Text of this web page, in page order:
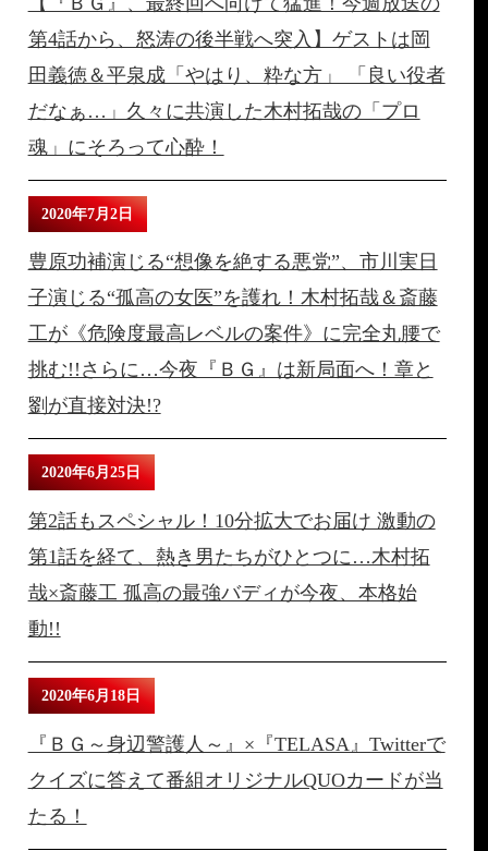
第4話から、怒涛の後半戦へ突入】ゲストは岡
田義徳＆平泉成「やはり、粋な方」 「良い役者
だなぁ…」久々に共演した木村拓哉の「プロ
魂」にそろって心酔！
2020年7月2日
豊原功補演じる“想像を絶する悪党”、市川実日
子演じる“孤高の女医”を護れ！木村拓哉＆斎藤
工が《危険度最高レベルの案件》に完全丸腰で
挑む!!さらに…今夜『ＢＧ』は新局面へ！章と
劉が直接対決!?
2020年6月25日
第2話もスペシャル！10分拡大でお届け 激動の
第1話を経て、熱き男たちがひとつに…木村拓
哉×斎藤工 孤高の最強バディが今夜、本格始
動!!
2020年6月18日
『ＢＧ～身辺警護人～』×『TELASA』Twitterで
クイズに答えて番組オリジナルQUOカードが当
たる！